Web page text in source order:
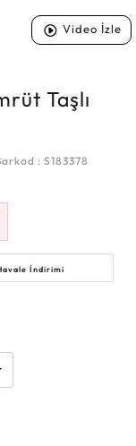
Video İzle
Taşlı
: S183378
İndirimi